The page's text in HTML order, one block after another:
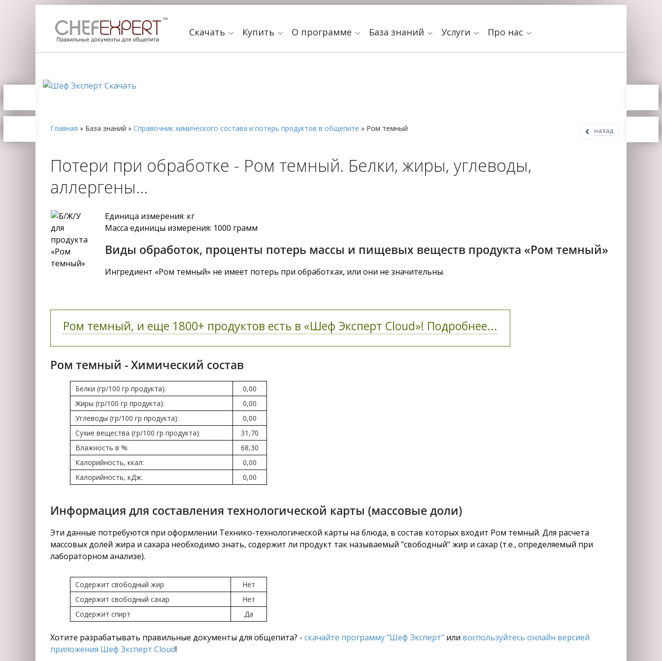
Скачать Купить О программе База знаний Услуги Про нас
Главная » База знаний » Справочник химического состава и потерь продуктов в общепите » Ром темный назад
Потери при обработке - Ром темный. Белки, жиры, углеводы,
аллергены…
Единица измерения: кг
Масса единицы измерения: 1000 грамм
Виды обработок, проценты потерь массы и пищевых веществ продукта «Ром темный»
Ингредиент «Ром темный» не имеет потерь при обработках, или они не значительны.
Ром темный, и еще 1800+ продуктов есть в «Шеф Эксперт Cloud»! Подробнее...
Ром темный - Химический состав
Белки (гр/100 гр продукта):
0,00
Жиры (гр/100 гр продукта):
0,00
Углеводы (гр/100 гр продукта):
0,00
Сухие вещества (гр/100 гр продукта):
31,70
Влажность в %:
68,30
Калорийность, ккал:
0,00
Калорийность, кДж:
0,00
Информация для составления технологической карты (массовые доли)
Эти данные потребуются при оформлении Технико-технологической карты на блюда, в состав которых входит Ром темный. Для расчета
массовых долей жира и сахара необходимо знать, содержит ли продукт так называемый "свободный" жир и сахар (т.е., определяемый при
лабораторном анализе).
Содержит свободный жир
Нет
Содержит свободный сахар
Нет
Содержит спирт
Да
Хотите разрабатывать правильные документы для общепита? - скачайте программу "Шеф Эксперт" или воспользуйтесь онлайн версией
приложения Шеф Эксперт Cloud!